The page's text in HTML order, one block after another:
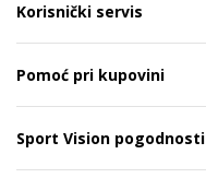
Korisnički servis
Pomoć pri kupovini
Sport Vision pogodnosti